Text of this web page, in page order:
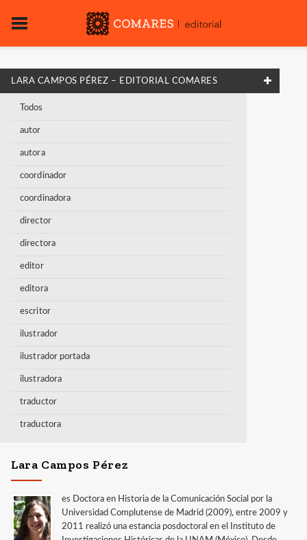
LARA CAMPOS PÉREZ – EDITORIAL COMARES
Todos
autor
autora
coordinador
coordinadora
director
directora
editor
editora
escritor
ilustrador
ilustrador portada
ilustradora
traductor
traductora
Lara Campos Pérez
es Doctora en Historia de la Comunicación Social por la
Universidad Complutense de Madrid (2009), entre 2009 y
2011 realizó una estancia posdoctoral en el Instituto de